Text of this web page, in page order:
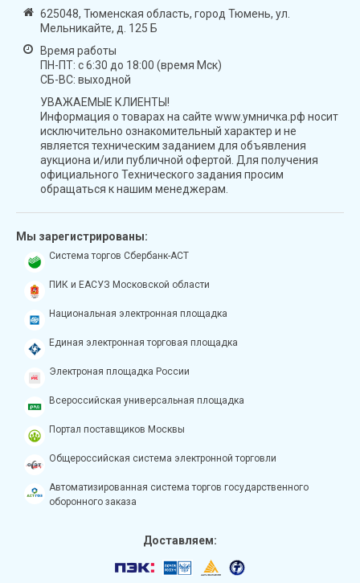
625048, Тюменская область, город Тюмень, ул.
Мельникайте, д. 125 Б
Время работы
ПН-ПТ: с 6:30 до 18:00 (время Мск)
СБ-ВС: выходной
УВАЖАЕМЫЕ КЛИЕНТЫ!
Информация о товарах на сайте www.умничка.рф носит
исключительно ознакомительный характер и не
является техническим заданием для объявления
аукциона и/или публичной офертой. Для получения
официального Технического задания просим
обращаться к нашим менеджерам.
Мы зарегистрированы:
Система торгов Сбербанк-АСТ
ПИК и ЕАСУЗ Московской области
Национальная электронная площадка
Единая электронная торговая площадка
Электроная площадка России
Всероссийская универсальная площадка
Портал поставщиков Москвы
Общероссийская система электронной торговли
Автоматизированная система торгов государственного
оборонного заказа
Доставляем: